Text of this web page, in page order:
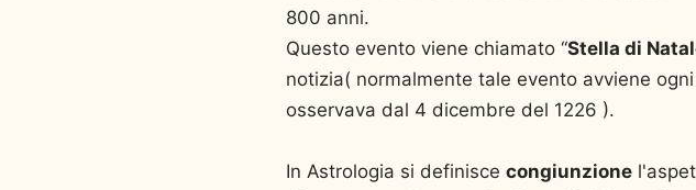
800 anni.
Questo evento viene chiamato “Stella di
notizia( normalmente tale evento avviene
osservava dal 4 dicembre del 1226 ).
In Astrologia si definisce congiunzione